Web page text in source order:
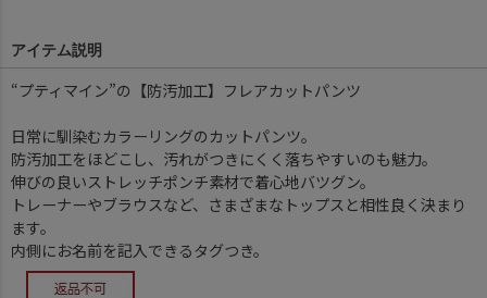
アイテム説明
“プティマイン”の【防汚加工】フレアカットパンツ
日常に馴染むカラーリングのカットパンツ。
防汚加工をほどこし、汚れがつきにくく落ちやすいのも魅力。
伸びの良いストレッチポンチ素材で着心地バツグン。
トレーナーやブラウスなど、さまざまなトップスと相性良く決まり
ます。
内側にお名前を記入できるタグつき。